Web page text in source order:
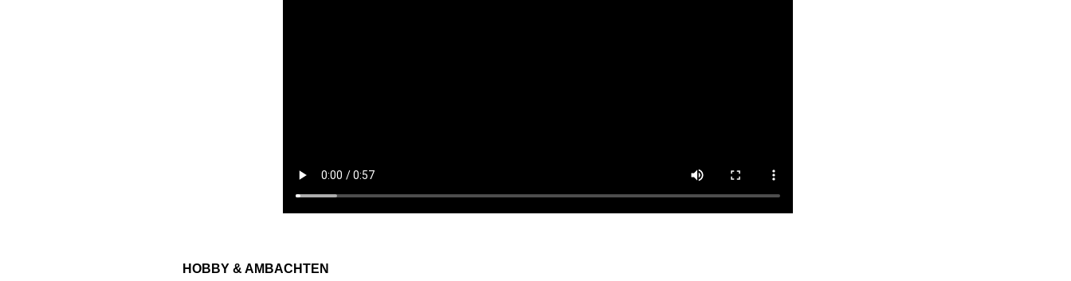
HOBBY & AMBACHTEN